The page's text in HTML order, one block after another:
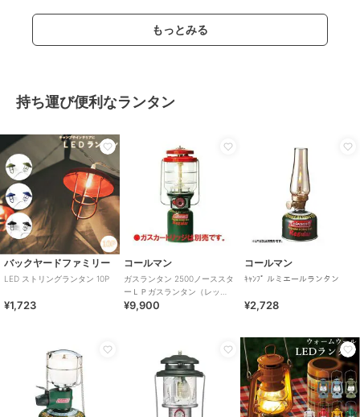
もっとみる
持ち運び便利なランタン
バックヤードファミリー
LED ストリングランタン 10P
¥1,723
コールマン
ガスランタン 2500ノーススタ
ーＬＰガスランタン（レッ
ド）
¥9,900
コールマン
ｷｬﾝﾌﾟ ルミエールランタン
¥2,728